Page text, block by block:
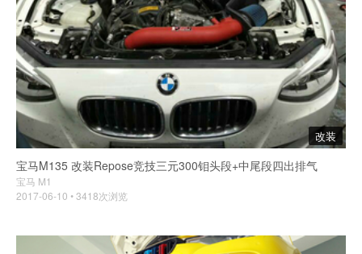
改装
宝马M135 改装Repose竞技三元300钼头段+中尾段四出排气
宝马 M1
2017-06-10 • 3418次浏览